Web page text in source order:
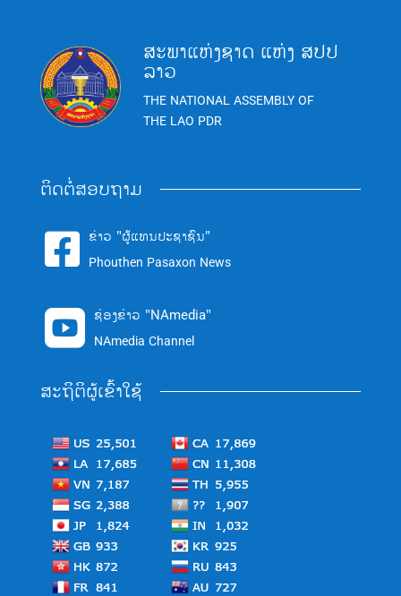
ສະພາແຫ່ງຊາດ ແຫ່ງ ສປປ
ລາວ
THE NATIONAL ASSEMBLY OF
THE LAO PDR
ຕິດຕໍ່ສອບຖາມ
 ຂ່າວ "ຜູ້ແທນປະຊາຊົນ"
Phouthen Pasaxon News
 ຊ່ອງຂ່າວ "NAmedia"
NAmedia Channel
ສະຖິຕິຜູ້ເຂົ້າໃຊ້